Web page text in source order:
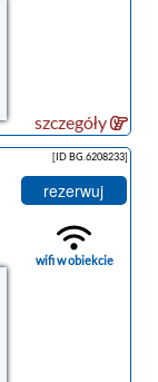
szczegóły
[ID BG.6208233]
rezerwuj
wifi w obiekcie